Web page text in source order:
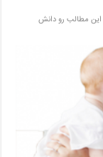
این مطالب رو دانش